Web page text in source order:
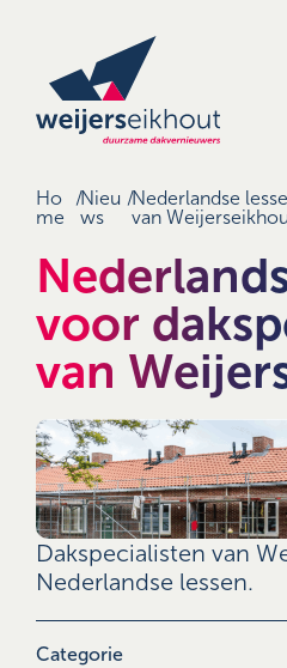
Ho
me
/Nieu
ws
/Nederlandse
van
voor
van
Dakspecialisten van
Nederlandse lessen.
Categorie